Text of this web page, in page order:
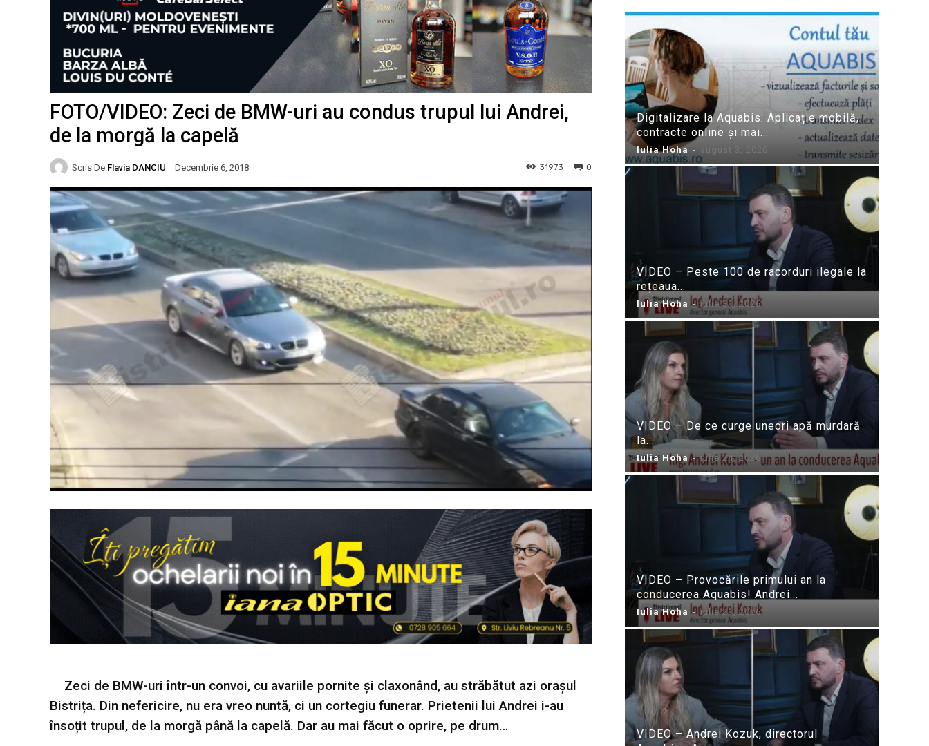
FOTO/VIDEO: Zeci de BMW-uri au condus trupul lui Andrei,
de la morgă la capelă
Scris De Flavia DANCIU Decembrie 6, 2018 0
31973
Zeci de BMW-uri într-un convoi, cu avariile pornite și claxonând, au străbătut azi orașul
Bistrița. Din nefericire, nu era vreo nuntă, ci un cortegiu funerar. Prietenii lui Andrei i-au
însoțit trupul, de la morgă până la capelă. Dar au mai făcut o oprire, pe drum…
Digitalizare la Aquabis: Aplicație mobilă,
contracte online și mai...
Iulia Hoha - august 3, 2026
VIDEO – Peste 100 de racorduri ilegale la
rețeaua...
Iulia Hoha - iulie 31, 2026
VIDEO – De ce curge uneori apă murdară
la...
Iulia Hoha - iulie 24, 2026
VIDEO – Provocările primului an la
conducerea Aquabis! Andrei...
Iulia Hoha - iulie 21, 2026
VIDEO – Andrei Kozuk, directorul